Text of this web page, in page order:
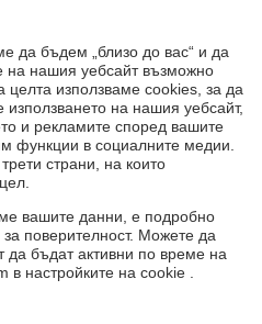
Декларация за поверителност